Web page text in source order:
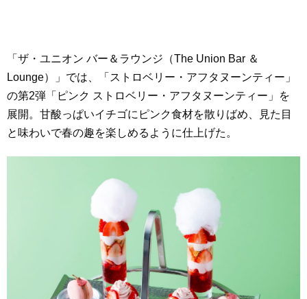
「ザ・ユニオン バー＆ラウンジ（The Union Bar ＆
Lounge）」では、「ストロベリー・アフタヌーンティー」
の第2弾「ピンク ストロベリー・アフタヌーンティー」を
展開。甘酸っぱいイチゴにピンク食材を散りばめ、見た目
と味わいで春の趣を楽しめるように仕上げた。